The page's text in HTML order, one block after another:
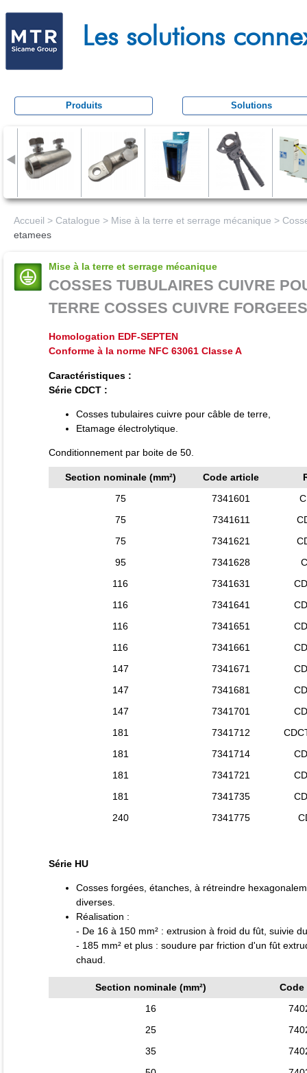
t
r
c
i
o
Les solutions
Produits Solutions
Accueil > Catalogue > Mise à la terre et serrage mécanique >
etamees
Mise à la terre et serrage mécanique
COSSES TUBULAIRES CUIVRE
TERRE COSSES CUIVRE
Homologation EDF-SEPTEN
Conforme à la norme NFC 63061 Classe A
Caractéristiques :
Série CDCT :
Cosses tubulaires cuivre pour câble de terre,
Etamage électrolytique.
Conditionnement par boite de 50.
Section nominale (mm²) Code article
75
7341601
75
7341611
75
7341621
95
7341628
116
7341631
116
7341641
116
7341651
116
7341661
147
7341671
147
7341681
147
7341701
181
7341712
181
7341714
181
7341721
181
7341735
240
7341775
Série HU
Cosses forgées, étanches, à rétreindre
diverses.
Réalisation :
- De 16 à 150 mm² : extrusion à froid du fût, suivie
- 185 mm² et plus : soudure par friction d'un fût
chaud.
Section nominale (mm²)
Code
16
25
35